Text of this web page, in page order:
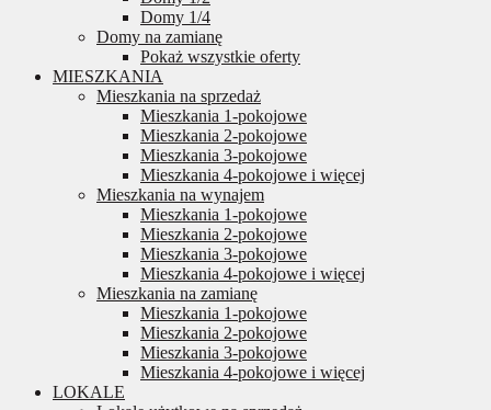
Domy 1/4
Domy na zamianę
Pokaż wszystkie oferty
MIESZKANIA
Mieszkania na sprzedaż
Mieszkania 1-pokojowe
Mieszkania 2-pokojowe
Mieszkania 3-pokojowe
Mieszkania 4-pokojowe i więcej
Mieszkania na wynajem
Mieszkania 1-pokojowe
Mieszkania 2-pokojowe
Mieszkania 3-pokojowe
Mieszkania 4-pokojowe i więcej
Mieszkania na zamianę
Mieszkania 1-pokojowe
Mieszkania 2-pokojowe
Mieszkania 3-pokojowe
Mieszkania 4-pokojowe i więcej
LOKALE